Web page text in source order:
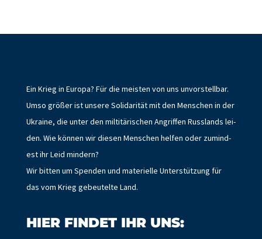
Ein Krieg in Europa? Für die meis­ten von uns unvorstell­bar.
Umso größer ist unsere Sol­i­dar­ität mit den Men­schen in der
Ukraine, die unter den miltitärischen Angrif­f­en Rus­s­lands lei­
den. Wie kön­nen wir diesen Men­schen helfen oder zumin­d­
est ihr Leid mindern?
Wir bit­ten um Spenden und materielle Unter­stützung für
das vom Krieg gebeutelte Land.
HIER FINDET IHR UNS: